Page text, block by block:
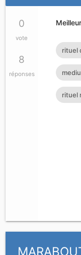
0
vote
8
réponses
rituel
rituel